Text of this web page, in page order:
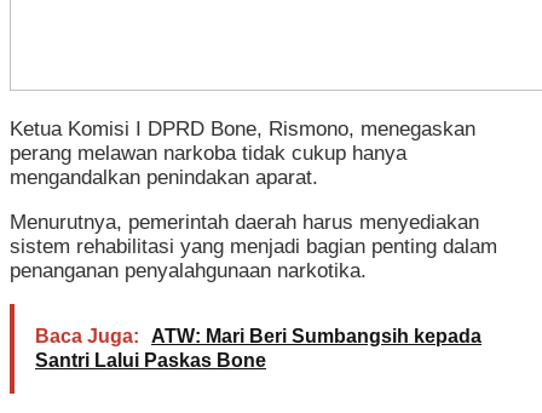
Ketua Komisi I DPRD Bone, Rismono, menegaskan
perang melawan narkoba tidak cukup hanya
mengandalkan penindakan aparat.
Menurutnya, pemerintah daerah harus menyediakan
sistem rehabilitasi yang menjadi bagian penting dalam
penanganan penyalahgunaan narkotika.
Baca Juga:
ATW: Mari Beri Sumbangsih kepada
Santri Lalui Paskas Bone